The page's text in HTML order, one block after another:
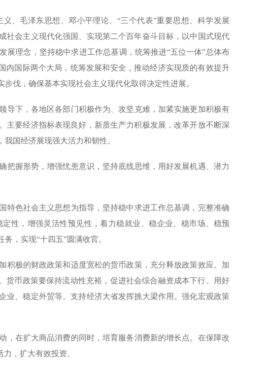
毛泽东思想、邓小平理论、“三个代表”重要思想、科学发展
社会主义现代化强国、实现第二个百年奋斗目标，以中国式现代
理念，坚持稳中求进工作总基调，统筹推进“五位一体”总体布
内国际两个大局，统筹发展和安全，推动经济实现质的有效提升
伐，确保基本实现社会主义现代化取得决定性进展。
下，各地区各部门积极作为、攻坚克难，加紧实施更加积极有
主要经济指标表现良好，新质生产力积极发展，改革开放不断深
国经济展现强大活力和韧性。
握形势，增强忧患意识，坚持底线思维，用好发展机遇、潜力
色社会主义思想为指导，坚持稳中求进工作总基调，完整准确
性，增强灵活性预见性，着力稳就业、稳企业、稳市场、稳预
，实现“十四五”圆满收官。
极的财政政策和适度宽松的货币政策，充分释放政策效应。加
货币政策要保持流动性充裕，促进社会综合融资成本下行。用好
、稳定外贸等。支持经济大省发挥挑大梁作用。强化宏观政策
在扩大商品消费的同时，培育服务消费新的增长点。在保障改
，扩大有效投资。